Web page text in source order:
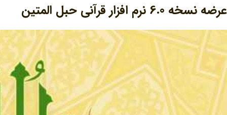
عرضه نسخه 6.0 نرم افزار قرآنی حبل المتین